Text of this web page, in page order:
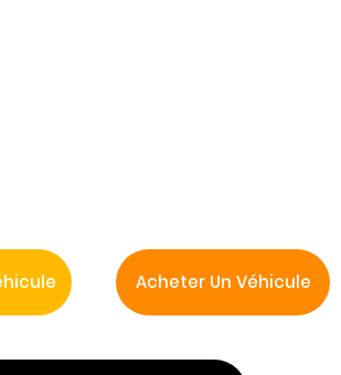
Acheter Un Véhicule